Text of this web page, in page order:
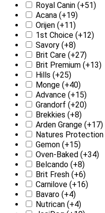
Royal Canin (+51)
Acana (+19)
Orijen (+11)
1st Choice (+12)
Savory (+8)
Brit Care (+27)
Brit Premium (+13)
Hills (+25)
Monge (+40)
Advance (+15)
Grandorf (+20)
Brekkies (+8)
Arden Grange (+17)
Natures Protection
Gemon (+15)
Oven-Baked (+34)
Belcando (+8)
Brit Fresh (+6)
Carnilove (+16)
Bavaro (+4)
Nutrican (+4)